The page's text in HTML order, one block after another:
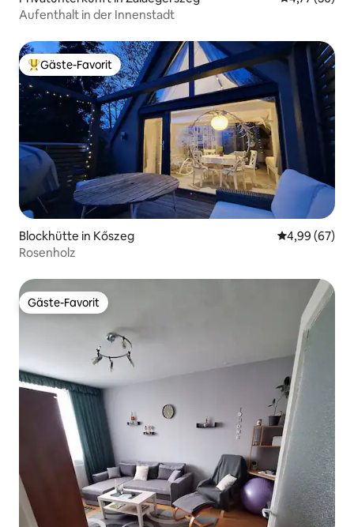
Aufenthalt in der Innenstadt
Beliebter Gäste-Favorit.
Gäste-Favorit
Blockhütte in Kőszeg
4,99 (67)
Rosenholz
Gäste-Favorit
Gäste-Favorit